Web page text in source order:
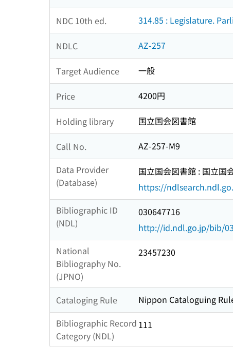
NDC 10th ed. 314.85 : Legislature.
NDLC AZ-257
Target Audience 一般
Price 4200円
Holding library 国立国会図書館
Call No.
AZ-257-M9
Data Provider
(Database)
国立国会図書館 : 国立国
https://
Bibliographic ID
(NDL)
030647716
http://id.ndl.go.jp/bib/
National
Bibliography No.
(JPNO)
23457230
Cataloging Rule
Nippon Cataloguing
Bibliographic Record
Category (NDL)
111